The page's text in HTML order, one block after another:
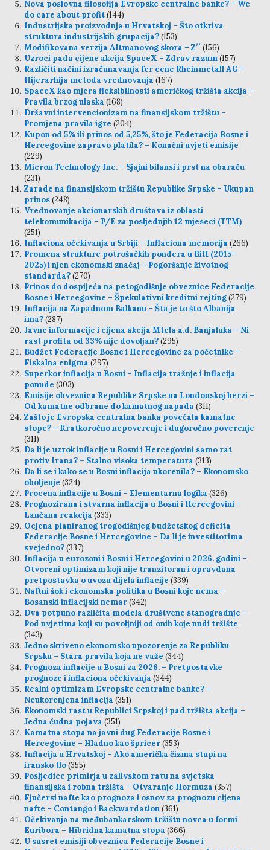
Nova poslovna filosofija Evropske centralne banke? – We
do care about profit(144)
Industrijska proizvodnja u Hrvatskoj – Što otkriva
struktura industrijskih grupacija?(153)
Modifikovana verzija Altmanovog skora – Z′′ (156)
Uzroci pada cijene akcija SpaceX – Zdrav razum(157)
Različiti načini izračunavanja fer cene Rheinmetall AG –
Hijerarhija metoda vrednovanja (167)
SpaceX kao mjera fleksibilnosti američkog tržišta akcija –
Pravila brzog ulaska (168)
Državni intervencionizam na finansijskom tržištu –
Promjena pravila igre (204)
Kupon od 5% ili prinos od 5,25%, što je Federacija Bosne i
Hercegovine zapravo platila? – Konačni uvjeti emisije
(229)
Micron Technology Inc. – Sjajni bilansi i prst na obaraču
(231)
Zarade na finansijskom tržištu Republike Srpske – Ukupan
prinos(248)
Vrednovanje akcionarskih društava iz oblasti
telekomunikacija – P/E za posljednjih 12 mjeseci (TTM)
(251)
Inflaciona očekivanja u Srbiji – Inflaciona memorija (266)
Promena strukture potrošačkih pondera u BiH (2015–
2025) i njen ekonomski značaj – Pogoršanje životnog
standarda?(270)
Prinos do dospijeća na petogodišnje obveznice Federacije
Bosne i Hercegovine – Špekulativni kreditni rejting(279)
Inflacija na Zapadnom Balkanu – Šta je to što Albanija
ima?(287)
Javne informacije i cijena akcija Mtela a.d. Banjaluka – Ni
rast profita od 33% nije dovoljan?(295)
Budžet Federacije Bosne i Hercegovine za početnike –
Fiskalna enigma (297)
Superkor inflacija u Bosni – Inflacija tražnje i inflacija
ponude (303)
Emisije obveznica Republike Srpske na Londonskoj berzi –
Od kamatne odbrane do kamatnog napada (311)
Zašto je Evropska centralna banka povećala kamatne
stope? – Kratkoročno nepoverenje i dugoročno poverenje
(311)
Da li je uzrok inflacije u Bosni i Hercegovini samo rat
protiv Irana? – Stalno visoka temperatura (313)
Da li se i kako se u Bosni inflacija ukorenila? – Ekonomsko
oboljenje (324)
Procena inflacije u Bosni – Elementarna logika (326)
Prognozirana i stvarna inflacija u Bosni i Hercegovini –
Lančana reakcija (333)
Ocjena planiranog trogodišnjeg budžetskog deficita
Federacije Bosne i Hercegovine – Da li je investitorima
svejedno?(337)
Inflacija u eurozoni i Bosni i Hercegovini u 2026. godini –
Otvoreni optimizam koji nije tranzitoran i opravdana
pretpostavka o uvozu dijela inflacije (339)
Naftni šok i ekonomska politika u Bosni koje nema –
Bosanski inflacijski nemar(342)
Dva potpuno različita modela društvene stanogradnje –
Pod uvjetima koji su povoljniji od onih koje nudi tržište
(343)
Jedno skriveno ekonomsko upozorenje za Republiku
Srpsku – Stara pravila koja ne važe (344)
Prognoza inflacije u Bosni za 2026. – Pretpostavke
prognoze i inflaciona očekivanja (344)
Realni optimizam Evropske centralne banke? –
Neukorenjena inflacija (351)
Ekonomski rast u Republici Srpskoj i pad tržišta akcija –
Jedna čudna pojava (351)
Kamatna stopa na javni dug Federacije Bosne i
Hercegovine – Hladno kao špricer(353)
Inflacija u Hrvatskoj – Ako američka čizma stupi na
iransko tlo(355)
Posljedice primirja u zalivskom ratu na svjetska
finansijska i robna tržišta – Otvaranje Hormuza (357)
Fjučersi nafte kao prognoza i osnov za prognozu cijena
nafte – Contango i Backwardation(361)
Očekivanja na međubankarskom tržištu novca u formi
Euribora – Hibridna kamatna stopa (366)
U susret emisiji obveznica Federacije Bosne i